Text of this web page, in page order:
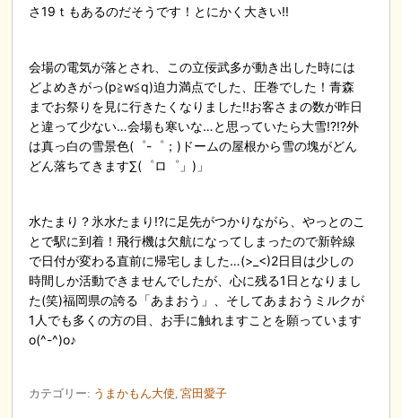
さ19ｔもあるのだそうです！とにかく大きい!!
会場の電気が落とされ、この立佞武多が動き出した時には
どよめきがっ(p≧w≦q)迫力満点でした、圧巻でした！青森
までお祭りを見に行きたくなりました!!お客さまの数が昨日
と違って少ない…会場も寒いな…と思っていたら大雪!?!?外
は真っ白の雪景色(゜-゜；)ドームの屋根から雪の塊がどん
どん落ちてきます∑(゜ロ゜」)」
水たまり？氷水たまり!?に足先がつかりながら、やっとのこ
とで駅に到着！飛行機は欠航になってしまったので新幹線
で日付が変わる直前に帰宅しました…(>_<)2日目は少しの
時間しか活動できませんでしたが、心に残る1日となりまし
た(笑)福岡県の誇る「あまおう」、そしてあまおうミルクが
1人でも多くの方の目、お手に触れますことを願っています
o(^-^)o♪
カテゴリー: うまかもん大使,宮田愛子